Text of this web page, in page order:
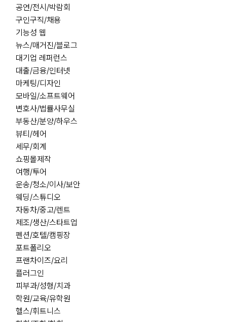
공연/전시/박람회
구인구직/채용
기능성 웹
뉴스/매거진/블로그
대기업 레퍼런스
대출/금융/인터넷
마케팅/디자인
모바일/소프트웨어
변호사/법률사무실
부동산/분양/하우스
뷰티/헤어
세무/회계
쇼핑몰제작
여행/투어
운송/청소/이사/보안
웨딩/스튜디오
자동차/중고/렌트
제조/생산/스타트업
펜션/호텔/캠핑장
포트폴리오
프랜차이즈/요리
플러그인
피부과/성형/치과
학원/교육/유학원
헬스/휘트니스